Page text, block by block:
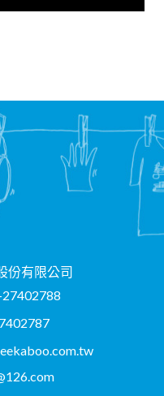
份有限公司